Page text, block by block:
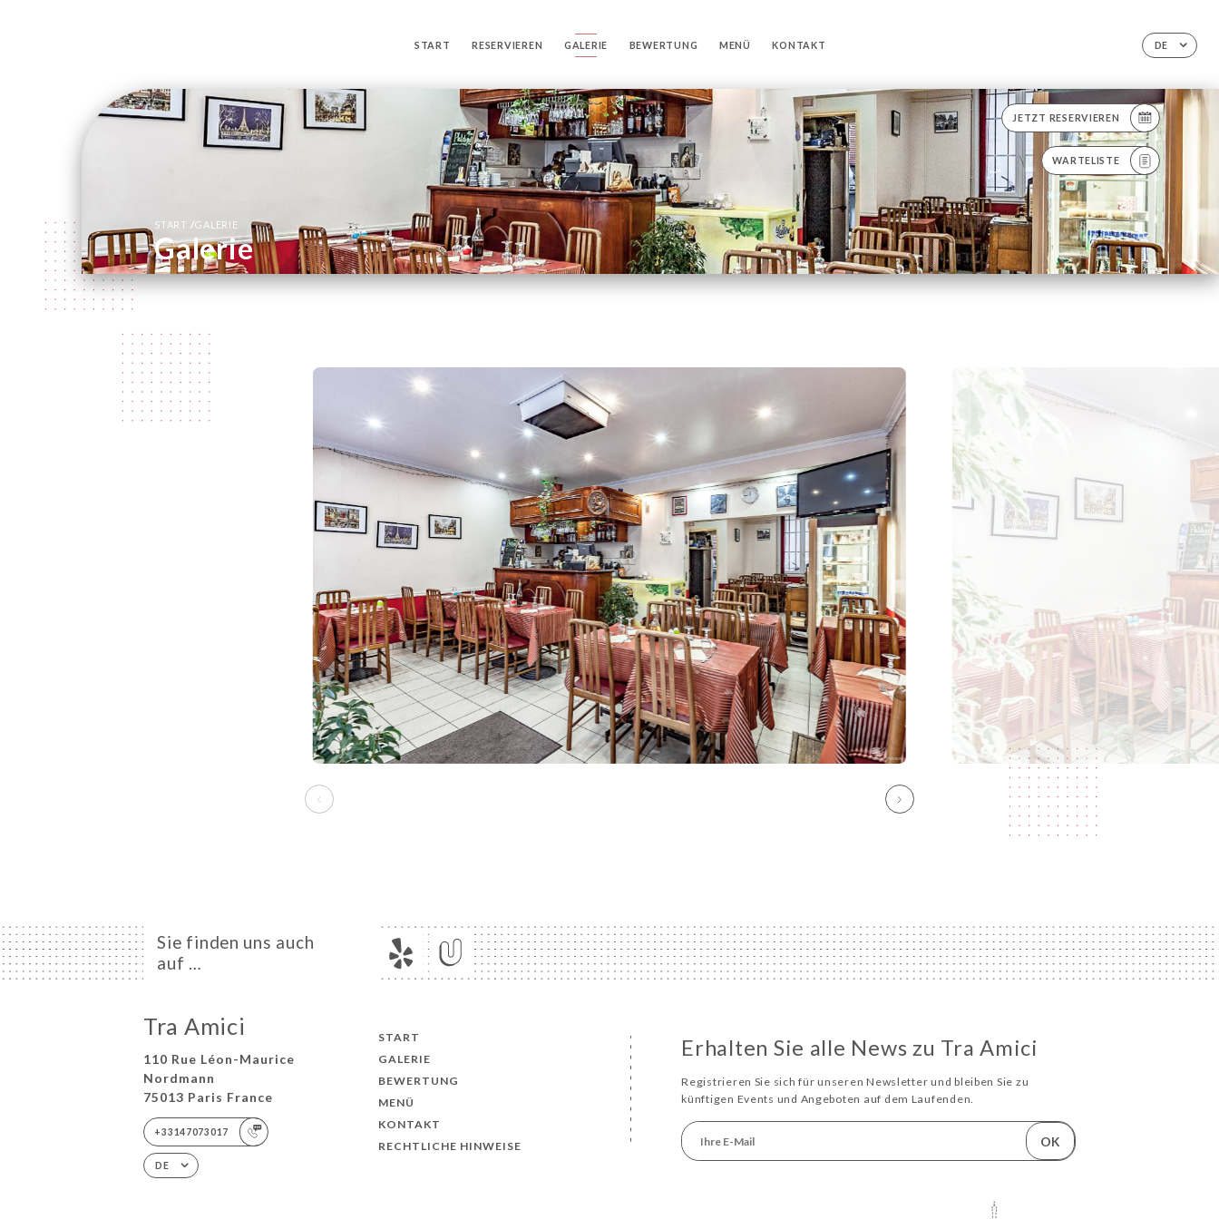
DE
START RESERVIEREN GALERIE BEWERTUNG MENÜ KONTAKT
JETZT RESERVIEREN
WARTELISTE
START /GALERIE
Galerie
Sie finden uns auch
auf …
Tra Amici
110 Rue Léon-Maurice
Nordmann
75013 Paris France
+33147073017
DE
START
GALERIE
BEWERTUNG
MENÜ
KONTAKT
RECHTLICHE HINWEISE
Erhalten Sie alle News zu Tra Amici
Registrieren Sie sich für unseren Newsletter und bleiben Sie zu
künftigen Events und Angeboten auf dem Laufenden.
OK